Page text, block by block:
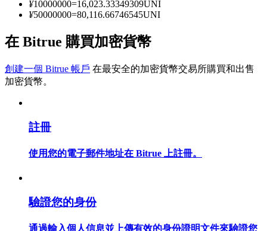
包含交易情況等的大數據分析
合約功能使用指南
¥10000000=16,023.33349309UNI
¥50000000=80,116.66746545UNI
在 Bitrue 購買加密貨幣
創建一個 Bitrue 帳戶 在最安全的加密貨幣交易所購買和出售
加密貨幣。
註冊
使用您的電子郵件地址在 Bitrue 上註冊。
驗證您的身份
通過輸入個人信息並上傳有效的身份證明文件來驗證您